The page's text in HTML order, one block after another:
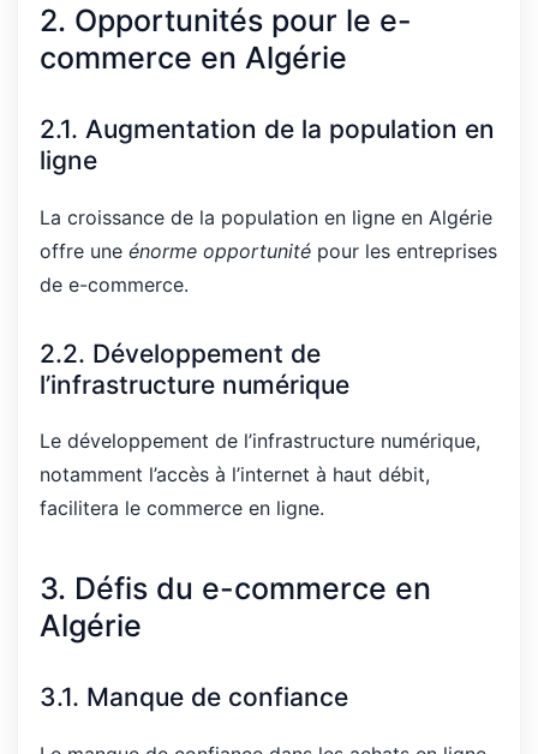
2. Opportunités pour le e-
commerce en Algérie
2.1. Augmentation de la population en
ligne
La croissance de la population en ligne en Algérie
offre une énorme opportunité pour les entreprises
de e-commerce.
2.2. Développement de
l’infrastructure numérique
Le développement de l’infrastructure numérique,
notamment l’accès à l’internet à haut débit,
facilitera le commerce en ligne.
3. Défis du e-commerce en
Algérie
3.1. Manque de confiance